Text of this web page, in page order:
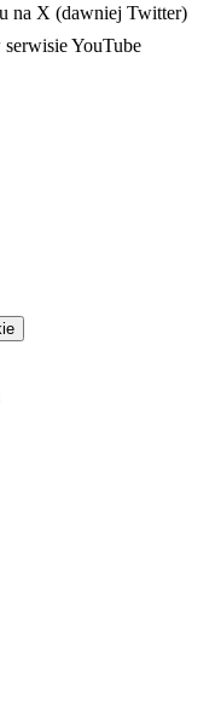
na X (dawniej Twitter)
serwisie YouTube